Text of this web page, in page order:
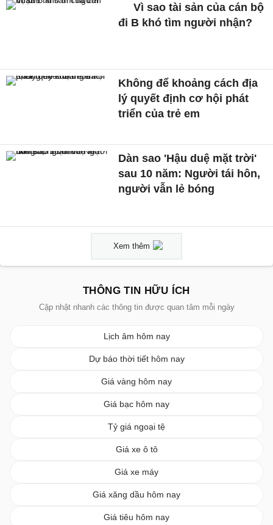
Vì sao tài sản của cán bộ
đi B khó tìm người nhận?
Không để khoảng cách địa
lý quyết định cơ hội phát
triển của trẻ em
Dàn sao 'Hậu duệ mặt trời'
sau 10 năm: Người tái hôn,
người vẫn lẻ bóng
Xem thêm
THÔNG TIN HỮU ÍCH
Cập nhật nhanh các thông tin được quan tâm mỗi ngày
Lịch âm hôm nay
Dự báo thời tiết hôm nay
Giá vàng hôm nay
Giá bạc hôm nay
Tỷ giá ngoại tệ
Giá xe ô tô
Giá xe máy
Giá xăng dầu hôm nay
Giá tiêu hôm nay